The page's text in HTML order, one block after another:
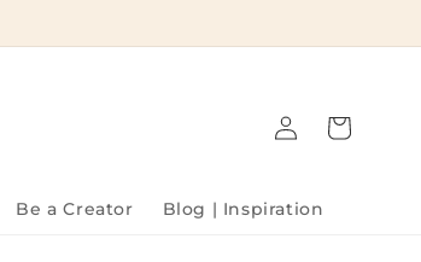
Be a Creator Blog | Inspiration
Einloggen
Warenkorb